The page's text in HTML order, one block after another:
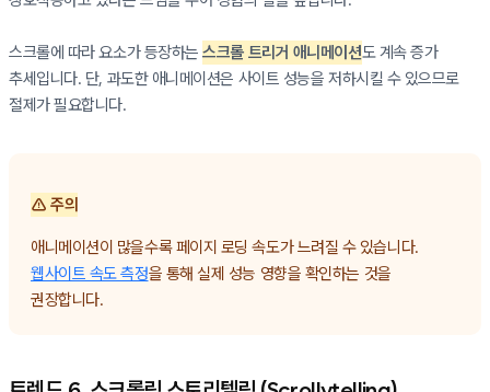
스크롤에 따라 요소가 등장하는스크롤 트리거 애니메이션도 계속 증가
추세입니다. 단, 과도한 애니메이션은 사이트 성능을 저하시킬 수 있으므로
절제가 필요합니다.
⚠️ 주의
애니메이션이 많을수록 페이지 로딩 속도가 느려질 수 있습니다.
웹사이트 속도 측정을 통해 실제 성능 영향을 확인하는 것을
권장합니다.